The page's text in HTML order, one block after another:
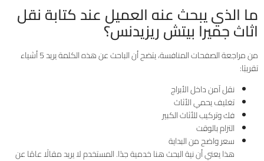
ما الذي يبحث عنه العميل عند كتابة نقل
اثاث جميرا بيتش ريزيدنس؟
من مراجعة الصفحات المنافسة، يتضح أن الباحث عن هذه الكلمة يريد 5 أشياء
تقريبًا:
نقل آمن داخل الأبراج
تغليف يحمي الأثاث
فك وتركيب للأثاث الكبير
التزام بالوقت
سعر واضح من البداية
هذا يعني أن نية البحث هنا خدمية جدًا. المستخدم لا يريد مقالًا عامًا عن